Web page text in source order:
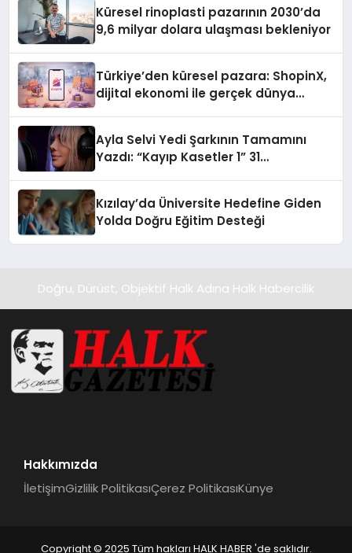
Küresel rinoplasti pazarının 2030’da
9,6 milyar dolara ulaşması bekleniyor
Türkiye’den küresel pazara: ShopinX,
dijital ekonomi ile gerçek dünya
Ayla Selvi Yedi Şarkının Tamamını
Yazdı: “Kayıp Kasetler 1” 31
Kızılay’da Üniversite Hedefine Giden
Yolda Doğru Eğitim Desteği
Doğru, Dürüst, Objektif Halk Adına Halk Habercilik
Hakkımızda
İletişimGizlilik PolitikasıÇerez PolitikasıKünye
Copyright © 2025 Tüm hakları HALK HABER 'de saklıdır.